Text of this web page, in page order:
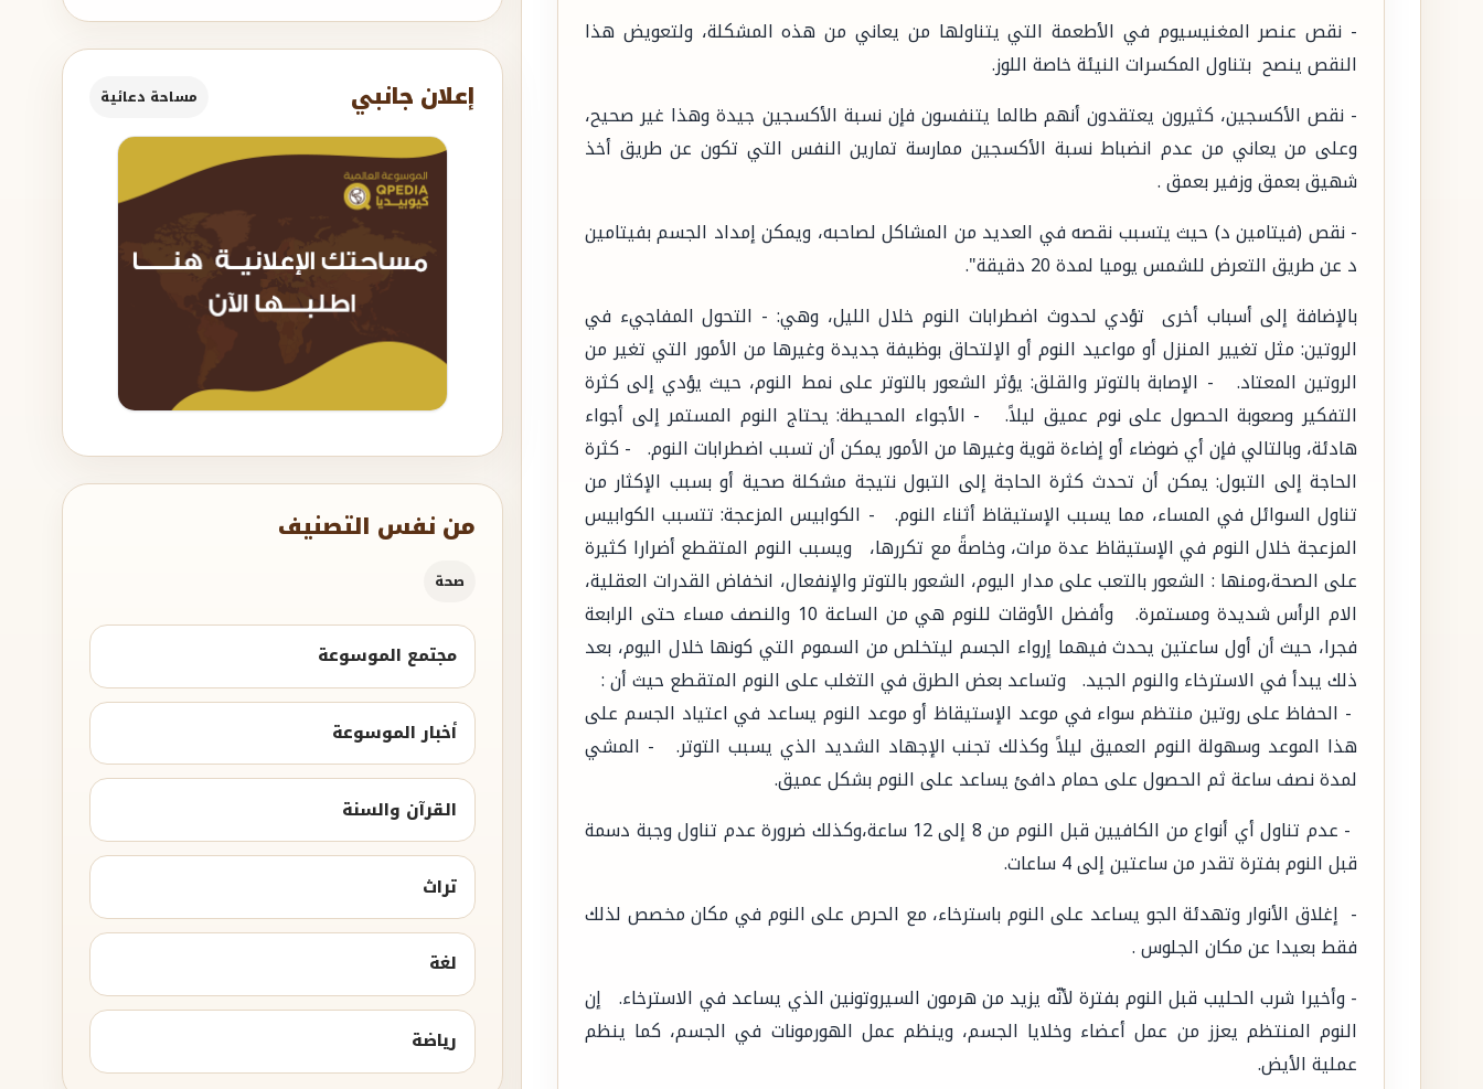
إعلان جانبي مساحة دعائية
من نفس التصنيف
صحة
مجتمع الموسوعة
أخبار الموسوعة
القرآن والسنة
تراث
لغة
رياضة
- نقص عنصر المغنيسيوم في الأطعمة التي يتناولها من يعاني من هذه المشكلة، ولتعويض هذا
النقص ينصح بتناول المكسرات النيئة خاصة اللوز.
- نقص الأكسجين، كثيرون يعتقدون أنهم طالما يتنفسون فإن نسبة الأكسجين جيدة وهذا غير صحيح،
وعلى من يعاني من عدم انضباط نسبة الأكسجين ممارسة تمارين النفس التي تكون عن طريق أخذ
شهيق بعمق وزفير بعمق .
- نقص (فيتامين د) حيث يتسبب نقصه في العديد من المشاكل لصاحبه، ويمكن إمداد الجسم بفيتامين
د عن طريق التعرض للشمس يوميا لمدة 20 دقيقة".
بالإضافة إلى أسباب أخرى تؤدي لحدوث اضطرابات النوم خلال الليل، وهي: - التحول المفاجيء في
الروتين: مثل تغيير المنزل أو مواعيد النوم أو الإلتحاق بوظيفة جديدة وغيرها من الأمور التي تغير من
الروتين المعتاد. - الإصابة بالتوتر والقلق: يؤثر الشعور بالتوتر على نمط النوم، حيث يؤدي إلى كثرة
التفكير وصعوبة الحصول على نوم عميق ليلاً. - الأجواء المحيطة: يحتاج النوم المستمر إلى أجواء
هادئة، وبالتالي فإن أي ضوضاء أو إضاءة قوية وغيرها من الأمور يمكن أن تسبب اضطرابات النوم. - كثرة
الحاجة إلى التبول: يمكن أن تحدث كثرة الحاجة إلى التبول نتيجة مشكلة صحية أو بسبب الإكثار من
تناول السوائل في المساء، مما يسبب الإستيقاظ أثناء النوم. - الكوابيس المزعجة: تتسبب الكوابيس
المزعجة خلال النوم في الإستيقاظ عدة مرات، وخاصةً مع تكررها، ويسبب النوم المتقطع أضرارا كثيرة
على الصحة،ومنها : الشعور بالتعب على مدار اليوم، الشعور بالتوتر والإنفعال، انخفاض القدرات العقلية،
الام الرأس شديدة ومستمرة. وأفضل الأوقات للنوم هي من الساعة 10 والنصف مساء حتى الرابعة
فجرا، حيث أن أول ساعتين يحدث فيهما إرواء الجسم ليتخلص من السموم التي كونها خلال اليوم، بعد
ذلك يبدأ في الاسترخاء والنوم الجيد. وتساعد بعض الطرق في التغلب على النوم المتقطع حيث أن :
- الحفاظ على روتين منتظم سواء في موعد الإستيقاظ أو موعد النوم يساعد في اعتياد الجسم على
هذا الموعد وسهولة النوم العميق ليلاً وكذلك تجنب الإجهاد الشديد الذي يسبب التوتر. - المشي
لمدة نصف ساعة ثم الحصول على حمام دافئ يساعد على النوم بشكل عميق.
- عدم تناول أي أنواع من الكافيين قبل النوم من 8 إلى 12 ساعة،وكذلك ضرورة عدم تناول وجبة دسمة
قبل النوم بفترة تقدر من ساعتين إلى 4 ساعات.
- إغلاق الأنوار وتهدئة الجو يساعد على النوم باسترخاء، مع الحرص على النوم في مكان مخصص لذلك
فقط بعيدا عن مكان الجلوس .
- وأخيرا شرب الحليب قبل النوم بفترة لأنّه يزيد من هرمون السيروتونين الذي يساعد في الاسترخاء. إن
النوم المنتظم يعزز من عمل أعضاء وخلايا الجسم، وينظم عمل الهورمونات في الجسم، كما ينظم
عملية الأيض.